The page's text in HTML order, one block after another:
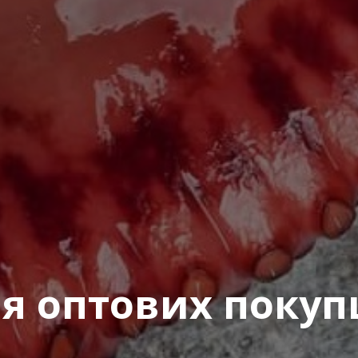
оптових